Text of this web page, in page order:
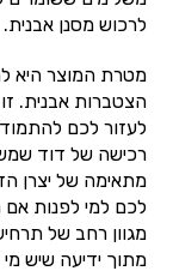
לרכוש מסנן אבנית.
מטרת המוצר היא
הצטברות אבנית.
לעזור לכם
רכישה של דוד
מתאימה של יצרן
לכם למי לפנות
מגוון רחב של
מתוך ידיעה שיש מי